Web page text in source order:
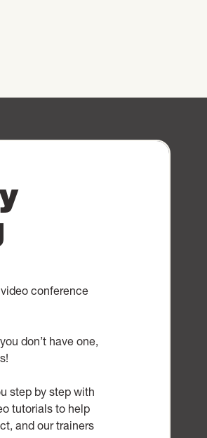
conference
don’t have one,
step by step with
tutorials to help
and our trainers